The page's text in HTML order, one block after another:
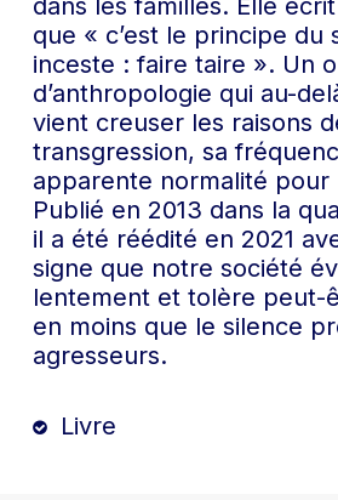
que « c’est le principe du
inceste : faire taire ». Un
d’anthropologie qui au-
vient creuser les raisons
transgression, sa
apparente normalité pour
Publié en 2013 dans la
il a été réédité en 2021
signe que notre société
lentement et tolère peut-
en moins que le silence
agresseurs.
Livre